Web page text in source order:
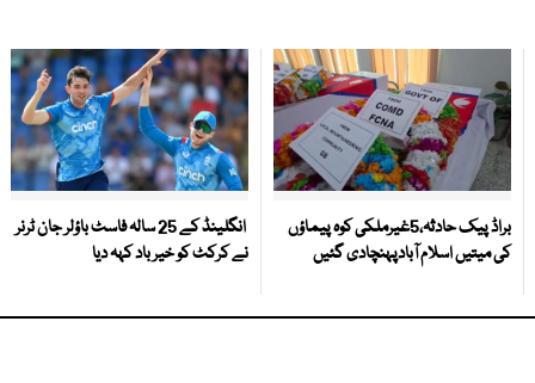
براڈ پیک حادثہ،5غیرملکی کوہ پیماؤں
کی میتیں اسلام آبادپہنچادی گئیں
انگلینڈ کے 25 سالہ فاسٹ باؤلر جان ٹرنر
نے کرکٹ کو خیر باد کہہ دیا